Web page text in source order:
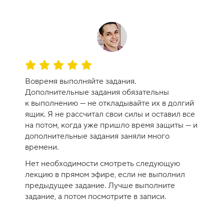
О
ц
е
н
к
а
к
у
р
с
а
-
1
Вовремя выполняйте задания.
Дополнительные задания обязательны
к выполнению — не откладывайте их в долгий
ящик. Я не рассчитал свои силы и оставил все
на потом, когда уже пришло время защиты — и
дополнительные задания заняли много
времени.
Нет необходимости смотреть следующую
лекцию в прямом эфире, если не выполнил
предыдущее задание. Лучше выполните
задание, а потом посмотрите в записи.